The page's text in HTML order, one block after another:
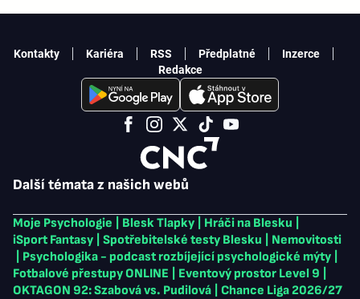
Další témata z našich webů
Moje Psychologie Blesk Tlapky Hráči na Blesku
iSport Fantasy
Spotřebitelské testy Blesku
Nemovitosti
Psychologika - podcast rozbíjející psychologické mýty
Fotbalové přestupy ONLINE
Eventový prostor Level 9
OKTAGON 92: Szabová vs. Pudilová
Chance Liga 2026/27
Kontakty Kariéra RSS Předplatné
Inzerce
Redakce